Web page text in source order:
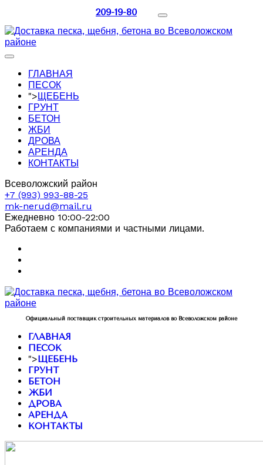
209-19-80
ГЛАВНАЯ
ПЕСОК
">ЩЕБЕНЬ
ГРУНТ
БЕТОН
ЖБИ
ДРОВА
АРЕНДА
КОНТАКТЫ
Всеволожский район
+7 (993) 993-88-25
mk-nerud@mail.ru
Ежедневно 10:00-22:00
Работаем с компаниями и частными лицами.
Официальный поставщик строительных материалов во Всеволожском районе
ГЛАВНАЯ
ПЕСОК
">ЩЕБЕНЬ
ГРУНТ
БЕТОН
ЖБИ
ДРОВА
АРЕНДА
КОНТАКТЫ